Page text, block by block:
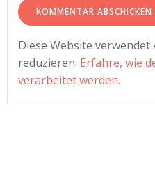
Diese Website verwendet
reduzieren. Erfahre, wie
verarbeitet werden.